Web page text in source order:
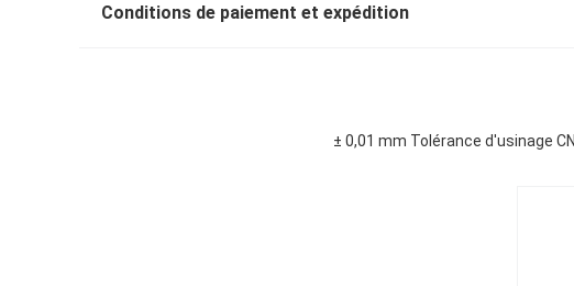
Conditions de paiement et expédition
± 0,01 mm Tolérance d'usinage